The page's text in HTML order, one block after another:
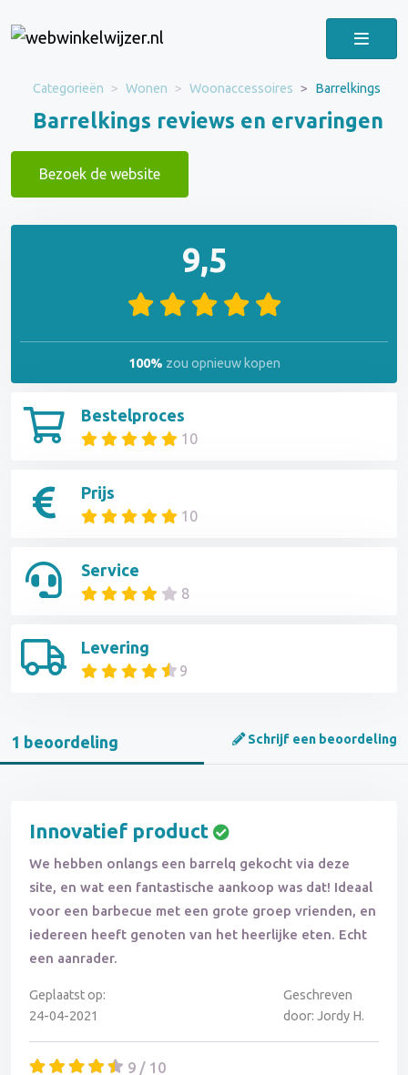
Categorieën Wonen Woonaccessoires Barrelkings
Barrelkings reviews en ervaringen
Bezoek de website
Bestelproces
10
Prijs
10
Service
8
Levering
9
9,5
100% zou opnieuw kopen
1 beoordeling Schrijf een beoordeling
Innovatief product
We hebben onlangs een barrelq gekocht via deze
site, en wat een fantastische aankoop was dat! Ideaal
voor een barbecue met een grote groep vrienden, en
iedereen heeft genoten van het heerlijke eten. Echt
een aanrader.
Geplaatst op:
24-04-2021
Geschreven
door: Jordy H.
9 / 10